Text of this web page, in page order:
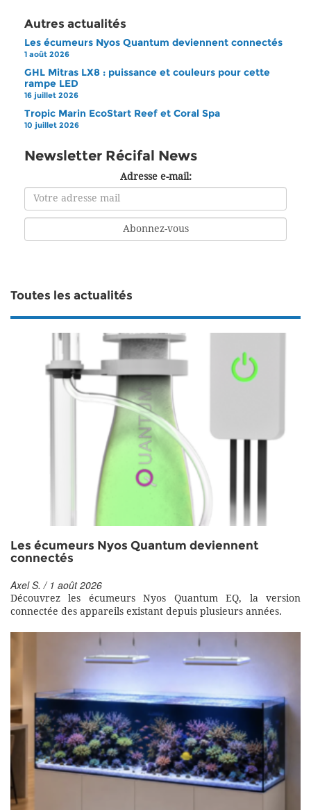
Autres actualités
Les écumeurs Nyos Quantum deviennent connectés
1 août 2026
GHL Mitras LX8 : puissance et couleurs pour cette
rampe LED
16 juillet 2026
Tropic Marin EcoStart Reef et Coral Spa
10 juillet 2026
Newsletter Récifal News
Adresse e-mail:
Toutes les actualités
Les écumeurs Nyos Quantum deviennent
connectés
Axel S. / 1 août 2026
Découvrez les écumeurs Nyos Quantum EQ, la version
connectée des appareils existant depuis plusieurs années.